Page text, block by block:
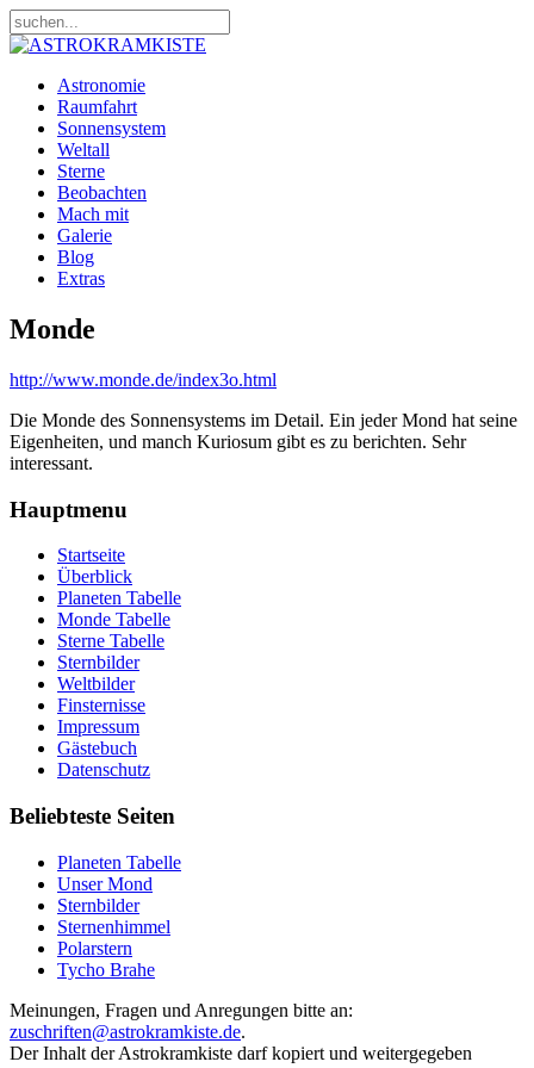
Astronomie
Raumfahrt
Sonnensystem
Weltall
Sterne
Beobachten
Mach mit
Galerie
Blog
Extras
Monde
http://www.monde.de/index3o.html
Die Monde des Sonnensystems im Detail. Ein jeder Mond hat seine
Eigenheiten, und manch Kuriosum gibt es zu berichten. Sehr
interessant.
Hauptmenu
Startseite
Überblick
Planeten Tabelle
Monde Tabelle
Sterne Tabelle
Sternbilder
Weltbilder
Finsternisse
Impressum
Gästebuch
Datenschutz
Beliebteste Seiten
Planeten Tabelle
Unser Mond
Sternbilder
Sternenhimmel
Polarstern
Tycho Brahe
Meinungen, Fragen und Anregungen bitte an:
zuschriften@astrokramkiste.de.
Der Inhalt der Astrokramkiste darf kopiert und weitergegeben